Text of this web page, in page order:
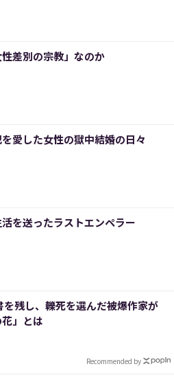
差別の宗教」なのか
愛した女性の獄中結婚の日々
を送ったラストエンペラー
を残し、轢死を選んだ被爆作家が
」とは
Recommended by